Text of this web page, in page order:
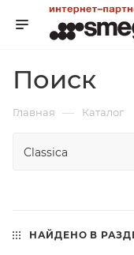
Поиск
Главная — Каталог
НАЙДЕНО В